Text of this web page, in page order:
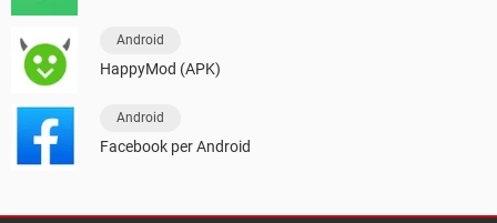
Android
HappyMod (APK)
Android
Facebook per Android